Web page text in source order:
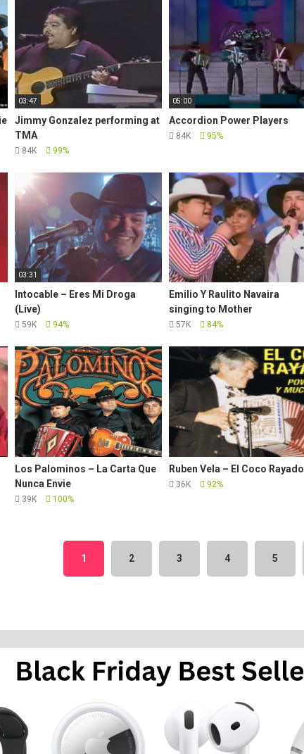
03:47
Jimmy Gonzalez performing at
TMA
84K 99%
05:00
Accordion Power Players
84K 95%
03:31
Intocable – Eres Mi Droga
(Live)
59K 94%
Emilio Y Raulito Navaira
singing to Mother
57K 84%
Los Palominos – La Carta Que
Nunca Envie
39K 100%
Ruben Vela – El Coco Rayado
36K 92%
1 2 3 4 5